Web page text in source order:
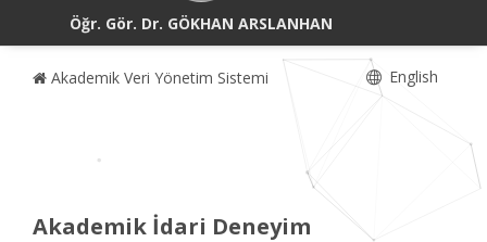
Öğr. Gör. Dr. GÖKHAN ARSLANHAN
Akademik Veri Yönetim Sistemi English
Akademik İdari Deneyim